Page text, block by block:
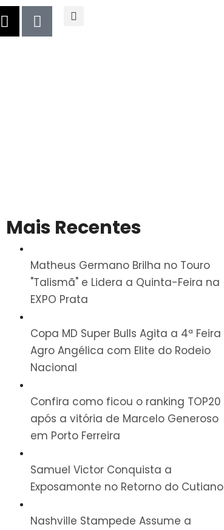
Mais Recentes
Matheus Germano Brilha no Touro
"Talismã" e Lidera a Quinta-Feira na
EXPO Prata
Copa MD Super Bulls Agita a 4ª Feira
Agro Angélica com Elite do Rodeio
Nacional
Confira como ficou o ranking TOP20
após a vitória de Marcelo Generoso
em Porto Ferreira
Samuel Victor Conquista a
Exposamonte no Retorno do Cutiano
Nashville Stampede Assume a